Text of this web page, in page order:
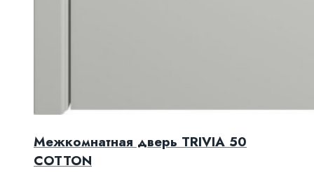
Межкомнатная дверь TRIVIA 50
COTTON